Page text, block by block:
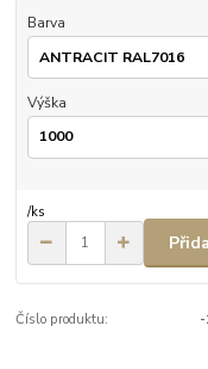
Barva
Výška
/ks
Číslo produktu: